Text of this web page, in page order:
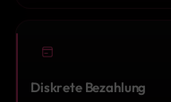
Diskrete Bezahlung